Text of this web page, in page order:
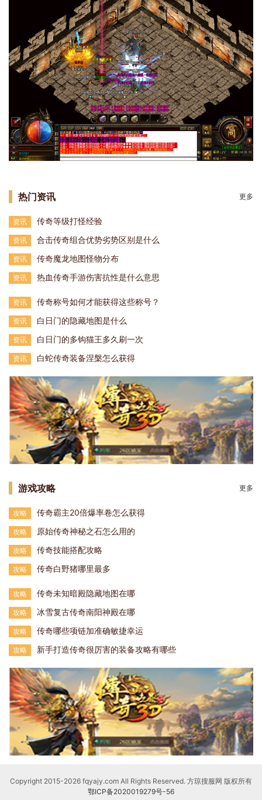
热门资讯 更多
资讯 传奇等级打怪经验
资讯 合击传奇组合优势劣势区别是什么
资讯 传奇魔龙地图怪物分布
资讯 热血传奇手游伤害抗性是什么意思
资讯 传奇称号如何才能获得这些称号？
资讯 白日门的隐藏地图是什么
资讯 白日门的多钩猫王多久刷一次
资讯 白蛇传奇装备涅槃怎么获得
游戏攻略 更多
攻略 传奇霸主20倍爆率卷怎么获得
攻略 原始传奇神秘之石怎么用的
攻略 传奇技能搭配攻略
攻略 传奇白野猪哪里最多
攻略 传奇未知暗殿隐藏地图在哪
攻略 冰雪复古传奇南阳神殿在哪
攻略 传奇哪些项链加准确敏捷幸运
攻略 新手打造传奇很厉害的装备攻略有哪些
Copyright 2015-2026 fqyajy.com All Rights Reserved. 方琼搜服网 版权所有
鄂ICP备2020019279号-56